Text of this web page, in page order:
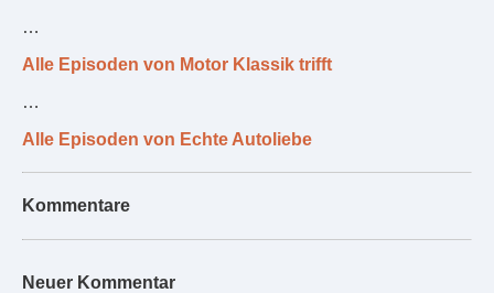
…
Alle Episoden von Motor Klassik trifft
…
Alle Episoden von Echte Autoliebe
Kommentare
Neuer Kommentar